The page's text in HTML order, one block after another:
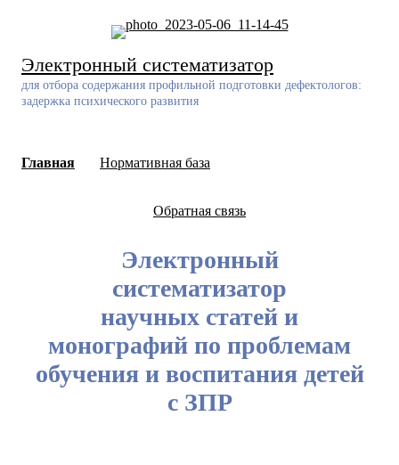
Электронный систематизатор
для отбора содержания профильной подготовки дефектологов:
задержка психического развития
Главная Нормативная база
Обратная связь
Электронный
систематизатор
научных статей и
монографий по проблемам
обучения и воспитания детей
с ЗПР